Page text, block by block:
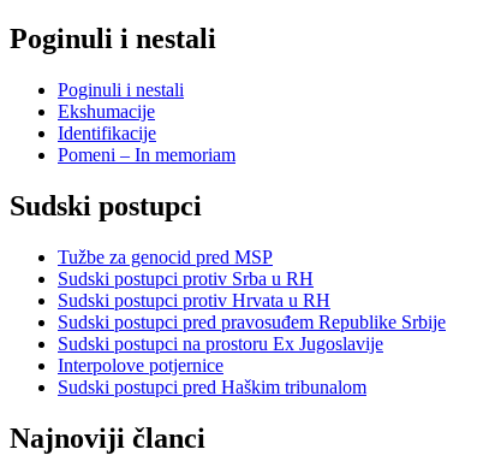
Poginuli i nestali
Poginuli i nestali
Ekshumacije
Identifikacije
Pomeni – In memoriam
Sudski postupci
Tužbe za genocid pred MSP
Sudski postupci protiv Srba u RH
Sudski postupci protiv Hrvata u RH
Sudski postupci pred pravosuđem Republike Srbije
Sudski postupci na prostoru Ex Jugoslavije
Interpolove potjernice
Sudski postupci pred Haškim tribunalom
Najnoviji članci